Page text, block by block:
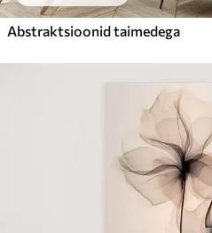
Abstraktsioonid taimedega